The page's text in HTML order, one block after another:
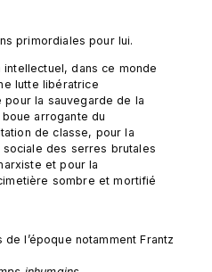
intellectuel, dans ce monde
lutte libératrice
la sauvegarde de la
arrogante du
de classe, pour la
des serres brutales
et pour la
sombre et mortifié
l’époque notamment Frantz